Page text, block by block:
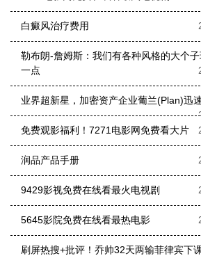
白癜风治疗费用
勒布朗-詹姆斯：我们有各种风格的大个
一点
业界超新星，加密资产企业葡兰(Plan)迅
免费观影福利！7271电影网免费看大片
润品产品手册
9429影视免费在线看最火电视剧
5645影院免费在线看最热电影
刷屏热搜+批评！乔帅32天两输菲律宾下